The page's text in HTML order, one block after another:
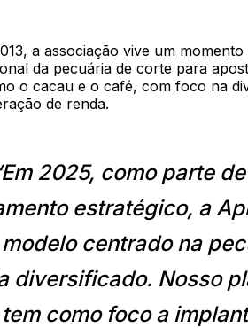
a associação vive um
da pecuária de corte para
o cacau e o café, com foco na
de renda.
2025, como parte
estratégico, a
centrado na
diversificado. Nosso
como foco a